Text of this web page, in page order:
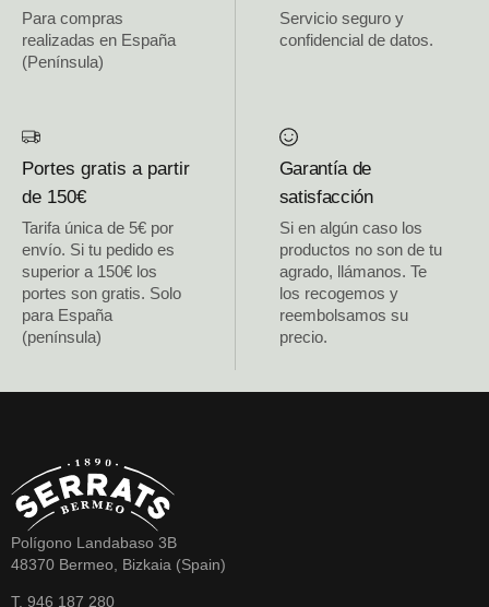
Para compras
realizadas en España
(Península)
Servicio seguro y
confidencial de datos.
Portes gratis a partir
de 150€
Tarifa única de 5€ por
envío. Si tu pedido es
superior a 150€ los
portes son gratis. Solo
para España
(península)
Garantía de
satisfacción
Si en algún caso los
productos no son de tu
agrado, llámanos. Te
los recogemos y
reembolsamos su
precio.
Polígono Landabaso 3B
48370 Bermeo, Bizkaia (Spain)
T. 946 187 280